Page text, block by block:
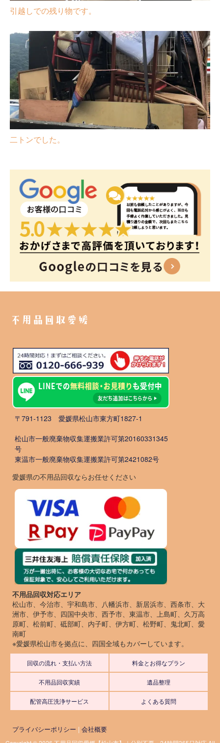
引越しでの残り物です。
二トンでした。
不用品回収愛媛
〒791-1123 愛媛県松山市東方町1827-1
松山市一般廃棄物収集運搬業許可第20160331345
号
東温市一般廃棄物収集運搬業許可第2421082号
愛媛県の不用品回収ならお任せください
不用品回収対応エリア
松山市、今治市、宇和島市、八幡浜市、新居浜市、西条市、大
洲市、伊予市、四国中央市、西予市、東温市、上島町、久万高
原町、松前町、砥部町、内子町、伊方町、松野町、鬼北町、愛
南町
※愛媛県松山市を拠点に、四国全域もカバーしています。
回収の流れ・支払い方法 料金とお得なプラン
不用品回収実績 遺品整理
配管高圧洗浄サービス よくある質問
プライバシーポリシー | 会社概要